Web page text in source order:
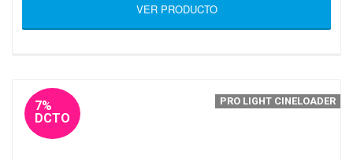
VER PRODUCTO
7%
DCTO
PRO LIGHT CINELOADER